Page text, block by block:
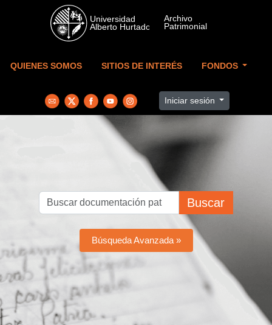
Skip to main content
QUIENES SOMOS SITIOS DE INTERÉS FONDOS
Iniciar sesión
Buscar
Búsqueda Avanzada »